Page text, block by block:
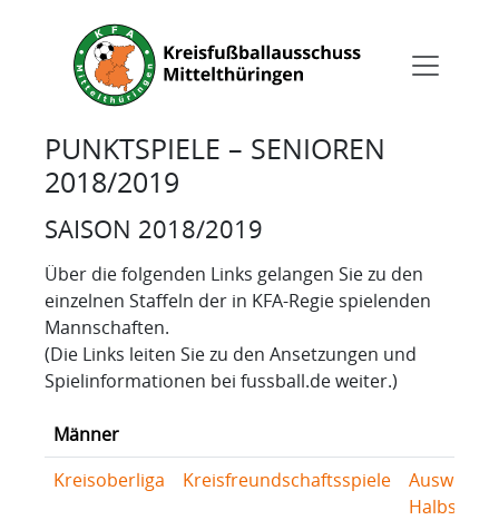
PUNKTSPIELE – SENIOREN
2018/2019
SAISON 2018/2019
Über die folgenden Links gelangen Sie zu den
einzelnen Staffeln der in KFA-Regie spielenden
Mannschaften.
(Die Links leiten Sie zu den Ansetzungen und
Spielinformationen bei fussball.de weiter.)
Männer
Kreisoberliga
Kreisfreundschaftsspiele
Halbserie